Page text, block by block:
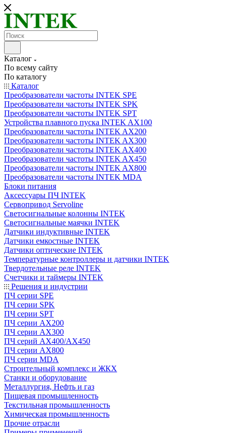
Каталог
По всему сайту
По каталогу
Каталог
Преобразователи частоты INTEK SPE
Преобразователи частоты INTEK SPK
Преобразователи частоты INTEK SPT
Устройства плавного пуска INTEK AX100
Преобразователи частоты INTEK AX200
Преобразователи частоты INTEK AX300
Преобразователи частоты INTEK AX400
Преобразователи частоты INTEK AX450
Преобразователи частоты INTEK AX800
Преобразователи частоты INTEK MDA
Блоки питания
Аксессуары ПЧ INTEK
Сервопривод Servoline
Светосигнальные колонны INTEK
Светосигнальные маячки INTEK
Датчики индуктивные INTEK
Датчики емкостные INTEK
Датчики оптические INTEK
Температурные контроллеры и датчики INTEK
Твердотельные реле INTEK
Счетчики и таймеры INTEK
Решения и индустрии
ПЧ серии SPE
ПЧ серии SPK
ПЧ серии SPT
ПЧ серии AX200
ПЧ серии AX300
ПЧ серий AX400/AX450
ПЧ серии AX800
ПЧ серии MDA
Строительный комплекс и ЖКХ
Станки и оборудование
Металлургия, Нефть и газ
Пищевая промышленность
Текстильная промышленность
Химическая промышленность
Прочие отрасли